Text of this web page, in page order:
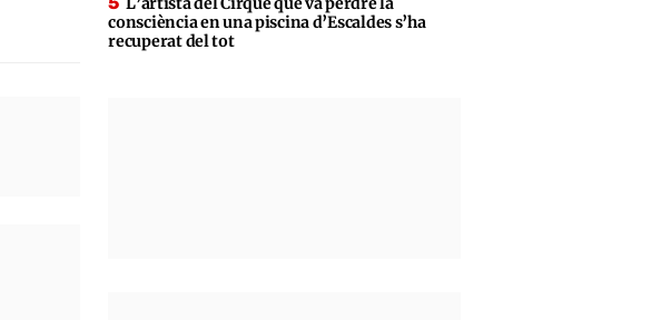
consciència en una piscina d’Escaldes s’ha
recuperat del tot